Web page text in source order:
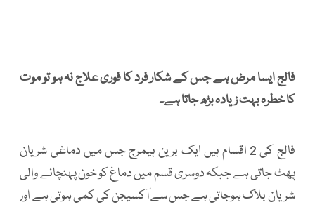
فالج ایسا مرض ہے جس کے شکار فرد کا فوری علاج نہ ہو تو موت
کا خطرہ بہت زیادہ بڑھ جاتا ہے۔
فالج کی 2 اقسام ہیں ایک برین ہیمرج جس میں دماغی شریان
پھٹ جاتی ہے جبکہ دوسری قسم میں دماغ کو خون پہنچانے والی
شریان بلاک ہوجاتی ہے جس سے آکسیجن کی کمی ہوتی ہے اور